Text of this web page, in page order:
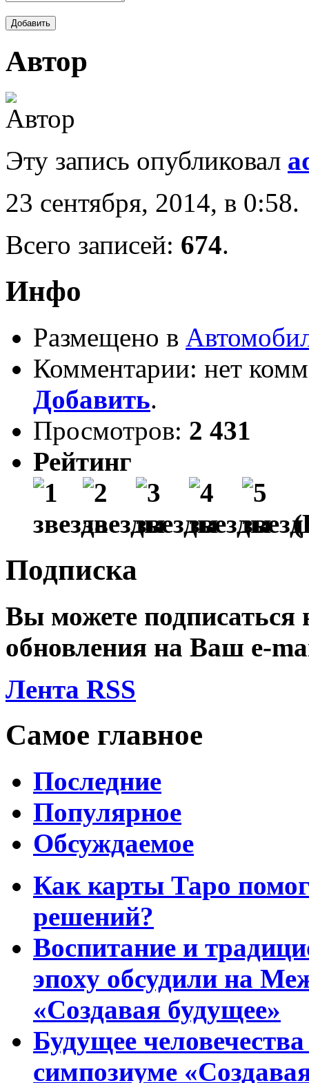
Автор
Эту запись опубликовал
23 сентября, 2014, в 0:58.
Всего записей: 674.
Инфо
Размещено в
Комментарии: нет
Добавить.
Просмотров: 2 431
Рейтинг
Подписка
Вы можете подписаться
обновления на Ваш e-
Лента RSS
Самое главное
Последние
Популярное
Обсуждаемое
Как карты Таро
решений?
Воспитание и
эпоху обсудили на
«Создавая будущее»
Будущее
симпозиуме